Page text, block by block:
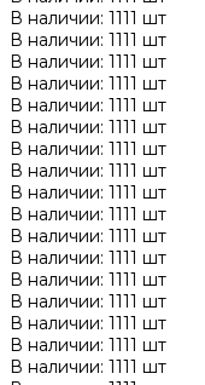
В наличии: 1111 шт
В наличии: 1111 шт
В наличии: 1111 шт
В наличии: 1111 шт
В наличии: 1111 шт
В наличии: 1111 шт
В наличии: 1111 шт
В наличии: 1111 шт
В наличии: 1111 шт
В наличии: 1111 шт
В наличии: 1111 шт
В наличии: 1111 шт
В наличии: 1111 шт
В наличии: 1111 шт
В наличии: 1111 шт
В наличии: 1111 шт
В наличии: 1111 шт